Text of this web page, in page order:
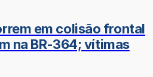
em colisão frontal
na BR-364; vítimas